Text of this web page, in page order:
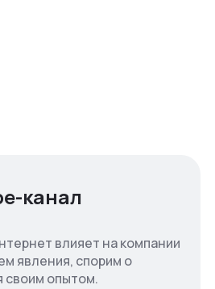
канал
влияет на компании
явления, спорим о
своим опытом.